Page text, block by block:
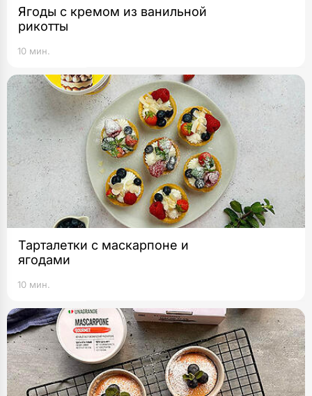
Ягоды с кремом из ванильной
рикотты
10 мин.
Тарталетки с маскарпоне и
ягодами
10 мин.